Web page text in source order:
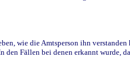
wie die Amtsperson ihn verstanden
Fällen bei denen erkannt wurde,